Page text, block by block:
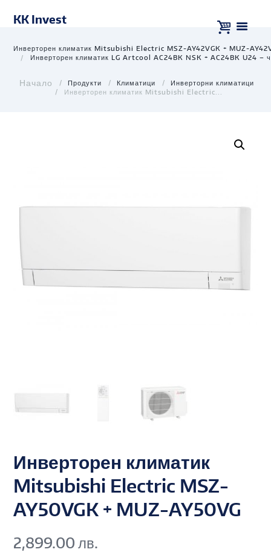
KK Invest
Инверторен климатик Mitsubishi Electric MSZ-AY42VGK + MUZ-
Инверторен климатик LG Artcool AC24BK NSK + AC24BK U24 –
Продукти Климатици
Инверторни климатици
Инверторен климатик Mitsubishi Electric...
Инверторен климатик
Mitsubishi Electric MSZ-
AY50VGK + MUZ-AY50VG
2,899.00лв.